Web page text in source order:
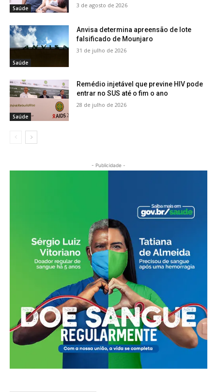
Saúde 3 de agosto de 2026
Saúde
Anvisa determina apreensão de lote
falsificado de Mounjaro
31 de julho de 2026
Saúde
Remédio injetável que previne HIV pode
entrar no SUS até o fim o ano
28 de julho de 2026
- Publicidade -